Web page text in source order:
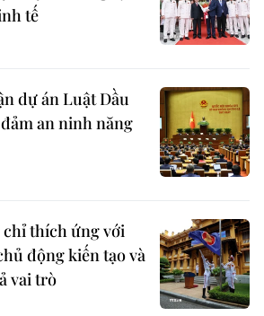
tế
dự án Luật Dầu
an ninh năng
chỉ thích ứng với
động kiến tạo và
vai trò